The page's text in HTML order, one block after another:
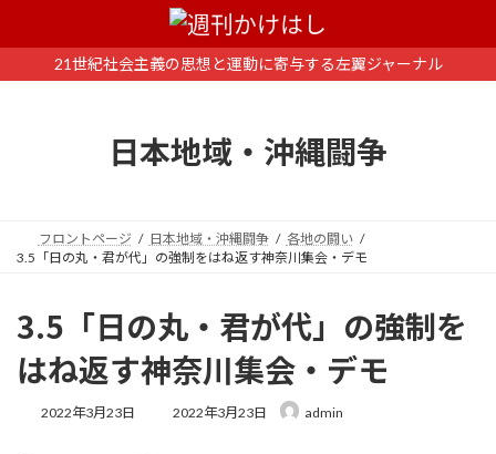
ン
ー
21世紀社会主義の思想と運動に寄与する左翼ジャーナル
日本地域・沖縄闘争
フロントページ 日本地域・沖縄闘争
各地の闘い
3.5「日の丸・君が代」の強制をはね返す神奈川集会・デモ
3.5「日の丸・君が代」の強制を
はね返す神奈川集会・デモ
2022年3月23日
最
2022年3月23日 admin